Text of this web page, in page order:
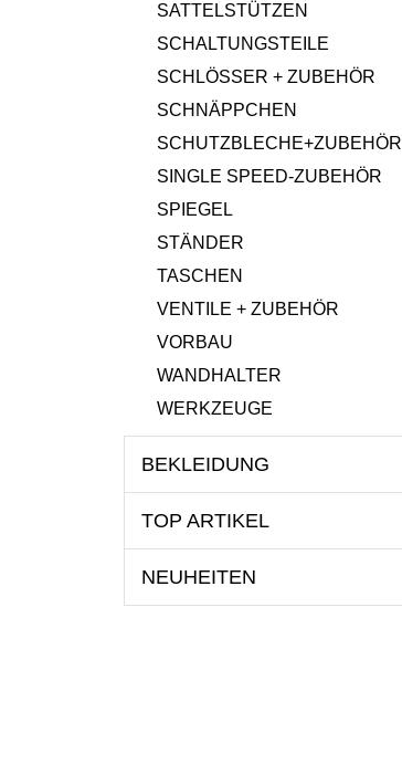
SATTELSTÜTZEN
SCHALTUNGSTEILE
SCHLÖSSER + ZUBEHÖR
SCHNÄPPCHEN
SCHUTZBLECHE+ZUBEHÖR
SINGLE SPEED-ZUBEHÖR
SPIEGEL
STÄNDER
TASCHEN
VENTILE + ZUBEHÖR
VORBAU
WANDHALTER
WERKZEUGE
BEKLEIDUNG
TOP ARTIKEL
NEUHEITEN